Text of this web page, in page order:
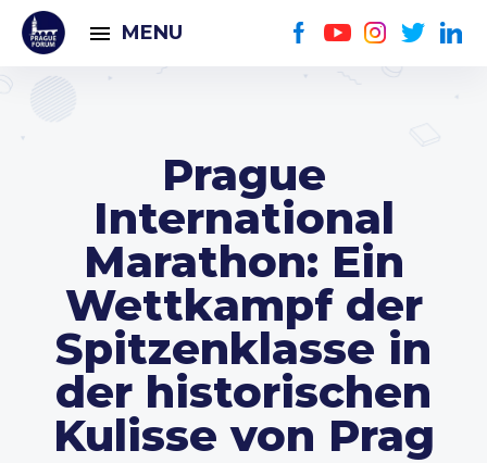
MENU
Prague
International
Marathon: Ein
Wettkampf der
Spitzenklasse in
der historischen
Kulisse von Prag